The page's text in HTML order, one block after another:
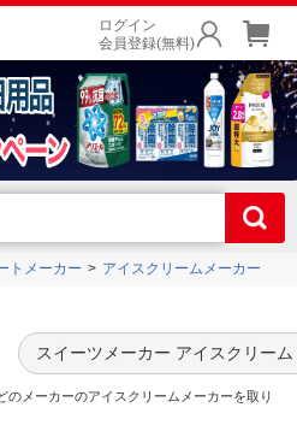
ログイン
会員登録(無料)
トメーカー アイスクリームメーカー
スイーツメーカー アイスクリーム
のメーカーのアイスクリームメーカーを取り